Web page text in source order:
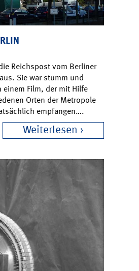
Reichspost vom Berliner
Sie war stumm und
Film, der mit Hilfe
Orten der Metropole
empfangen….
Weiterlesen